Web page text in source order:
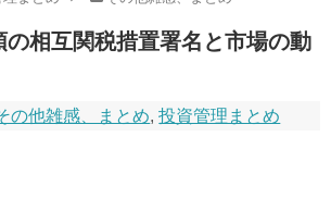
の相互関税措置署名と市場の動
の他雑感、まとめ,投資管理まとめ